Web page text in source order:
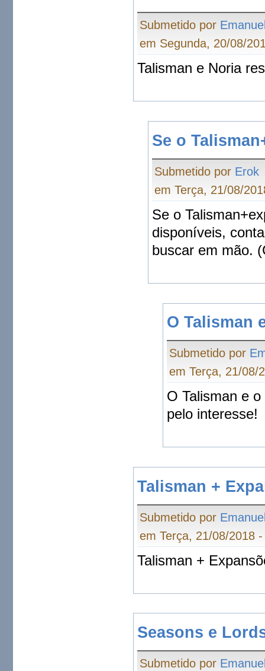
Submetido por
em Segunda, 20/08/
Talisman e Noria
Se o
Submetido por Erok
em Terça, 21/08/
Se o
disponíveis,
buscar em mão.
O Talisman
Submetido por
em Terça, 21/08/
O Talisman e
pelo interesse!
Talisman +
Submetido por
em Terça, 21/08/2018
Talisman +
Seasons e
Submetido por